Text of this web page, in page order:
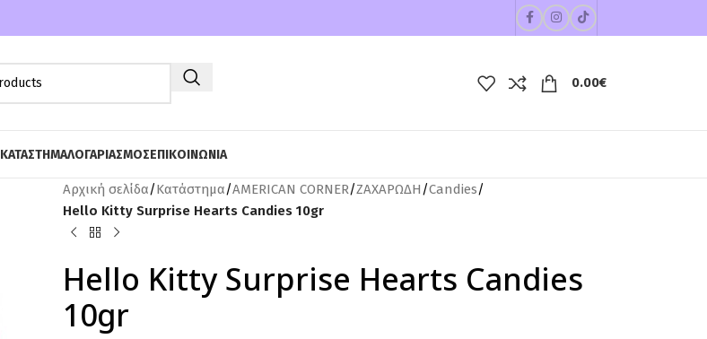
0.00€
ΚΑΤΑΣΤΗΜΑΛΟΓΑΡΙΑΣΜΟΣΕΠΙΚΟΙΝΩΝΙΑ
Αρχική σελίδα/Κατάστημα/AMERICAN CORNER/ΖΑΧΑΡΩΔΗ /Candies/
Hello Kitty Surprise Hearts Candies 10gr
Hello Kitty Surprise Hearts Candies
10gr